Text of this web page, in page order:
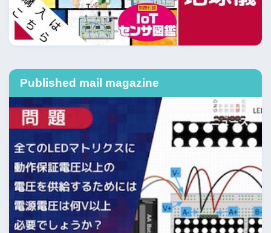
Published mail magazine